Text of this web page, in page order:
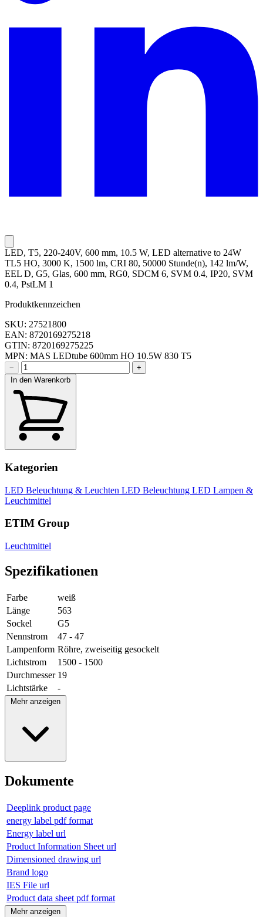
LED, T5, 220-240V, 600 mm, 10.5 W, LED alternative to 24W
TL5 HO, 3000 K, 1500 lm, CRI 80, 50000 Stunde(n), 142 lm/W,
EEL D, G5, Glas, 600 mm, RG0, SDCM 6, SVM 0.4, IP20, SVM
0.4, PstLM 1
Produktkennzeichen
SKU: 27521800
EAN: 8720169275218
GTIN: 8720169275225
MPN: MAS LEDtube 600mm HO 10.5W 830 T5
−
+
In den Warenkorb
Kategorien
LED Beleuchtung & Leuchten LED Beleuchtung LED Lampen &
Leuchtmittel
ETIM Group
Leuchtmittel
Spezifikationen
Farbe
weiß
Länge
563
Sockel
G5
Nennstrom
47 - 47
Lampenform Röhre, zweiseitig gesockelt
Lichtstrom
1500 - 1500
Durchmesser 19
Lichtstärke
-
Mehr anzeigen
Dokumente
Deeplink product page
energy label pdf format
Energy label url
Product Information Sheet url
Dimensioned drawing url
Brand logo
IES File url
Product data sheet pdf format
Mehr anzeigen